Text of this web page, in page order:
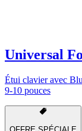
Universal
Étui clavier avec
9-10 pouces